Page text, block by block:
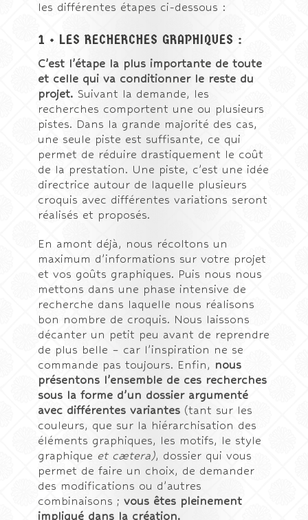
les différentes étapes ci-dessous :
1 • LES RECHERCHES GRAPHIQUES :
C’est l’étape la plus importante de toute
et celle qui va conditionner le reste du
projet.Suivant la demande, les
recherches comportent une ou plusieurs
pistes. Dans la grande majorité des cas,
une seule piste est suffisante, ce qui
permet de réduire drastiquement le coût
de la prestation. Une piste, c’est une idée
directrice autour de laquelle plusieurs
croquis avec différentes variations seront
réalisés et proposés.
En amont déjà, nous récoltons un
maximum d’informations sur votre projet
et vos goûts graphiques. Puis nous nous
mettons dans une phase intensive de
recherche dans laquelle nous réalisons
bon nombre de croquis. Nous laissons
décanter un petit peu avant de reprendre
de plus belle – car l’inspiration ne se
commande pas toujours. Enfin, nous
présentons l’ensemble de ces recherches
sous la forme d’un dossier argumenté
avec différentes variantes(tant sur les
couleurs, que sur la hiérarchisation des
éléments graphiques, les motifs, le style
graphique et cætera), dossier qui vous
permet de faire un choix, de demander
des modifications ou d’autres
combinaisons ; vous êtes pleinement
impliqué dans la création.